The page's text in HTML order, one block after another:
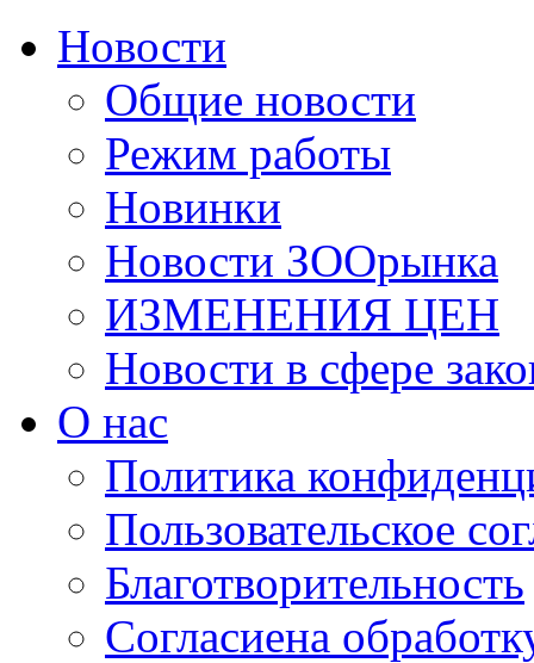
Новости
Общие новости
Режим работы
Новинки
Новости ЗООрынка
ИЗМЕНЕНИЯ ЦЕН
Новости в сфере
О нас
Политика
Пользовательское
Благотворительность
Согласиена